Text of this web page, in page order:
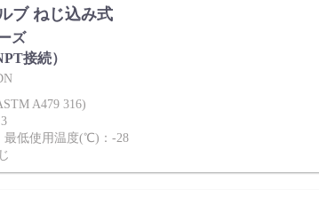
ブ ねじ込み式
ズ
接続）
A479 316)
低使用温度(℃)：-28